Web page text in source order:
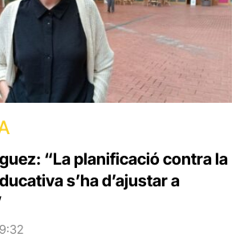
“La planificació contra la
s’ha d’ajustar a